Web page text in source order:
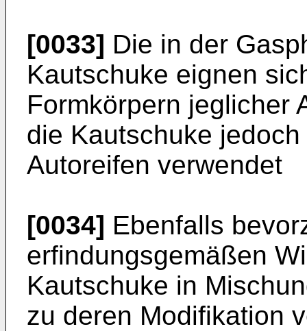
[0033] Die in der
Kautschuke eignen
Formkörpern jeglicher
die Kautschuke
Autoreifen verwendet
[0034] Ebenfalls
erfindungsgemäßen
Kautschuke in
zu deren Modifikation